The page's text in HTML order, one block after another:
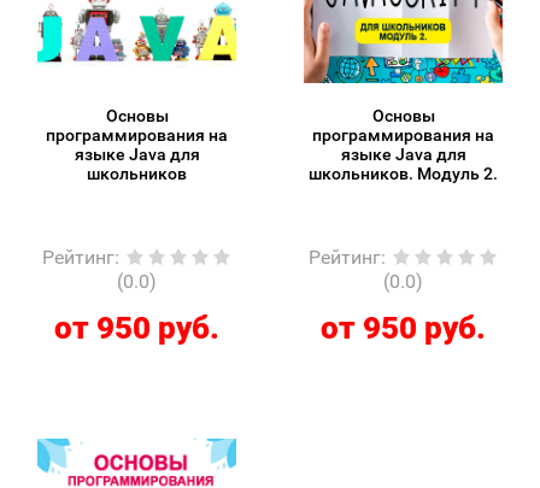
Основы
программирования на
языке Java для
школьников
Рейтинг:
(0.0)
от 950 руб.
Основы
программирования на
языке Java для
школьников. Модуль 2.
Рейтинг:
(0.0)
от 950 руб.